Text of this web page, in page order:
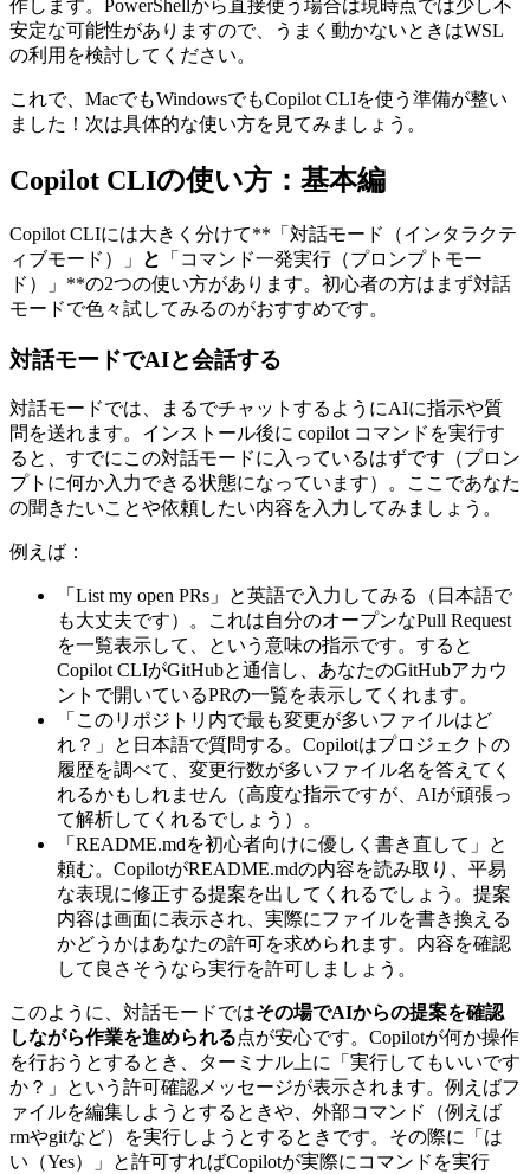
作します。PowerShellから直接使う場合は現時点では少し不
安定な可能性がありますので、うまく動かないときはWSL
の利用を検討してください。
これで、MacでもWindowsでもCopilot CLIを使う準備が整い
ました！次は具体的な使い方を見てみましょう。
Copilot CLIの使い方：基本編
Copilot CLIには大きく分けて**「対話モード（インタラクテ
ィブモード）」
と
「コマンド一発実行（プロンプトモー
ド）」**の2つの使い方があります。初心者の方はまず対話
モードで色々試してみるのがおすすめです。
対話モードでAIと会話する
対話モードでは、まるでチャットするようにAIに指示や質
問を送れます。インストール後に copilot コマンドを実行す
ると、すでにこの対話モードに入っているはずです（プロン
プトに何か入力できる状態になっています）。ここであなた
の聞きたいことや依頼したい内容を入力してみましょう。
例えば：
「List my open PRs」と英語で入力してみる（日本語で
も大丈夫です）。これは自分のオープンなPull Request
を一覧表示して、という意味の指示です。すると
Copilot CLIがGitHubと通信し、あなたのGitHubアカウ
ントで開いているPRの一覧を表示してくれます。
「このリポジトリ内で最も変更が多いファイルはど
れ？」と日本語で質問する。Copilotはプロジェクトの
履歴を調べて、変更行数が多いファイル名を答えてく
れるかもしれません（高度な指示ですが、AIが頑張っ
て解析してくれるでしょう）。
「README.mdを初心者向けに優しく書き直して」と
頼む。CopilotがREADME.mdの内容を読み取り、平易
な表現に修正する提案を出してくれるでしょう。提案
内容は画面に表示され、実際にファイルを書き換える
かどうかはあなたの許可を求められます。内容を確認
して良さそうなら実行を許可しましょう。
このように、対話モードではその場でAIからの提案を確認
しながら作業を進められる点が安心です。Copilotが何か操作
を行おうとするとき、ターミナル上に「実行してもいいです
か？」という許可確認メッセージが表示されます。例えばフ
ァイルを編集しようとするときや、外部コマンド（例えば
rmやgitなど）を実行しようとするときです。その際に「は
い（Yes）」と許可すればCopilotが実際にコマンドを実行